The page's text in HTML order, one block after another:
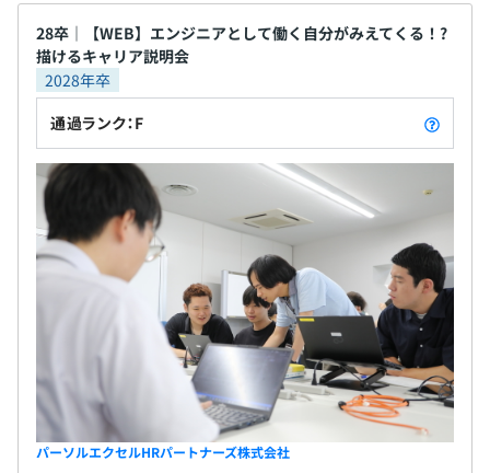
28卒｜【WEB】エンジニアとして働く自分がみえてくる！?
描けるキャリア説明会
2028年卒
通過ランク：F
パーソルエクセルHRパートナーズ株式会社